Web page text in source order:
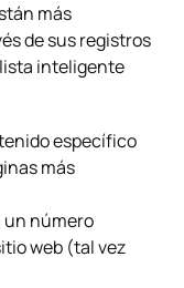
más
de sus registros
inteligente
específico
más
número
web (tal vez